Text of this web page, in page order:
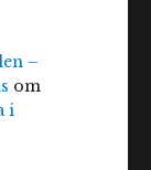
–
om
i